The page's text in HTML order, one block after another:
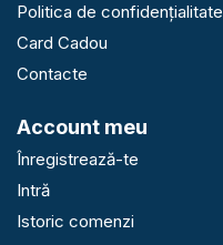
Politica de confidențialitate
Card Cadou
Contacte
Account meu
Înregistrează-te
Intră
Istoric comenzi